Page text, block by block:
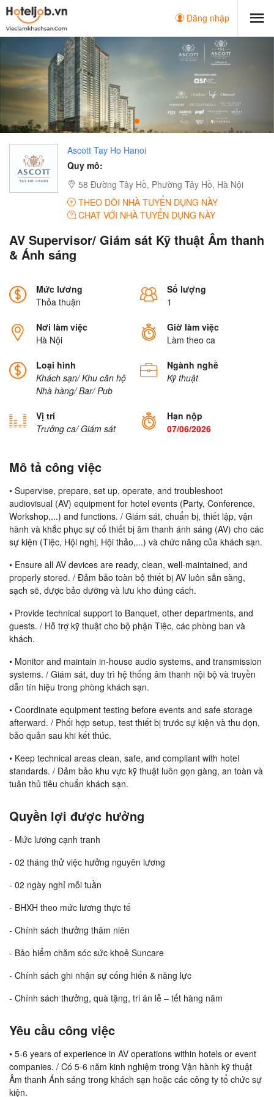
Đăng nhập
Ascott Tay Ho Hanoi
Quy mô:
58 Đường Tây Hồ, Phường Tây Hồ, Hà Nội
THEO DÕI NHÀ TUYỂN DỤNG NÀY
CHAT VỚI NHÀ TUYỂN DỤNG NÀY
AV Supervisor/ Giám sát Kỹ thuật Âm thanh
& Ánh sáng
Mức lương
Thỏa thuận
Số lượng
1
Nơi làm việc
Hà Nội
Giờ làm việc
Làm theo ca
Loại hình
Khách sạn/ Khu căn hộ
Nhà hàng/ Bar/ Pub
Ngành nghề
Kỹ thuật
Vị trí
Trưởng ca/ Giám sát
Hạn nộp
07/06/2026
Mô tả công việc
• Supervise, prepare, set up, operate, and troubleshoot
audiovisual (AV) equipment for hotel events (Party, Conference,
Workshop,...) and functions. / Giám sát, chuẩn bị, thiết lập, vận
hành và khắc phục sự cố thiết bị âm thanh ánh sáng (AV) cho các
sự kiện (Tiệc, Hội nghị, Hội thảo,...) và chức năng của khách sạn.
• Ensure all AV devices are ready, clean, well-maintained, and
properly stored. / Đảm bảo toàn bộ thiết bị AV luôn sẵn sàng,
sạch sẽ, được bảo dưỡng và lưu kho đúng cách.
• Provide technical support to Banquet, other departments, and
guests. / Hỗ trợ kỹ thuật cho bộ phận Tiệc, các phòng ban và
khách.
• Monitor and maintain in-house audio systems, and transmission
systems. / Giám sát, duy trì hệ thống âm thanh nội bộ và truyền
dẫn tín hiệu trong phòng khách sạn.
• Coordinate equipment testing before events and safe storage
afterward. / Phối hợp setup, test thiết bị trước sự kiện và thu dọn,
bảo quản sau khi kết thúc.
• Keep technical areas clean, safe, and compliant with hotel
standards. / Đảm bảo khu vực kỹ thuật luôn gọn gàng, an toàn và
tuân thủ tiêu chuẩn khách sạn.
Quyền lợi được hưởng
- Mức lương cạnh tranh
- 02 tháng thử việc hưởng nguyên lương
- 02 ngày nghỉ mỗi tuần
- BHXH theo mức lương thực tế
- Chính sách thưởng thâm niên
- Bảo hiểm chăm sóc sức khoẻ Suncare
- Chính sách ghi nhận sự cống hiến & năng lực
- Chính sách thưởng, quà tặng, tri ân lễ – tết hàng năm
Yêu cầu công việc
• 5-6 years of experience in AV operations within hotels or event
companies. / Có 5-6 năm kinh nghiệm trong Vận hành kỹ thuật
Âm thanh Ánh sáng trong khách sạn hoặc các công ty tổ chức sự
kiện.